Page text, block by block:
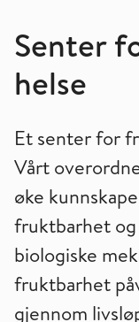
Senter
helse
Et senter for
Vårt
øke
fruktbarhet og
biologiske
fruktbarhet
gjennom